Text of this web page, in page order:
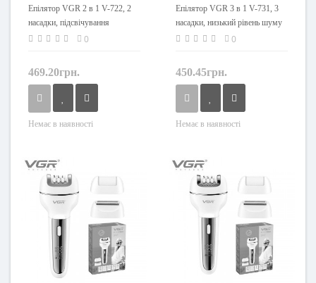
Епілятор VGR 2 в 1 V-722, 2
насадки, підсвічування
0
469.20грн.
Немає в наявності
Епілятор VGR 3 в 1 V-731, 3
насадки, низький рівень шуму
0
450.45грн.
Немає в наявності